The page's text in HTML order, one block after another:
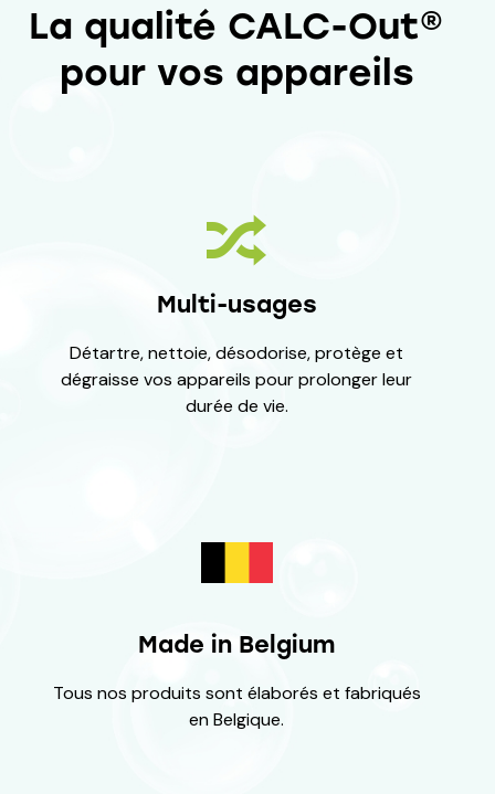
La qualité CALC-Out®
pour vos appareils
Multi-usages
Détartre, nettoie, désodorise, protège et
dégraisse vos appareils pour prolonger leur
durée de vie.
Made in Belgium
Tous nos produits sont élaborés et fabriqués
en Belgique.